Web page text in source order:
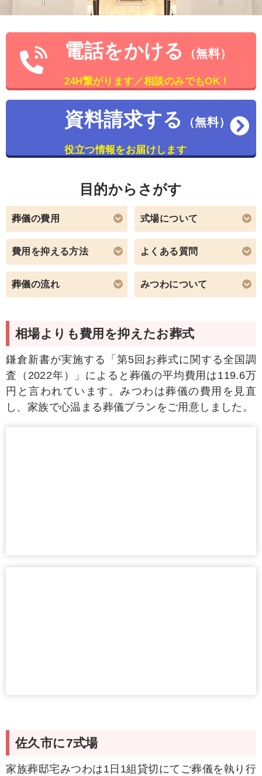
電話をかける （無料）
24H繋がります／相談のみでもOK！
資料請求する （無料）
役立つ情報をお届けします
目的からさがす
葬儀の費用 式場について
費用を抑える方法 よくある質問
葬儀の流れ みつわについて
相場よりも費用を抑えたお葬式
鎌倉新書が実施する「第5回お葬式に関する全国調
査（2022年）」によると葬儀の平均費用は119.6万
円 と言われています。みつわは葬儀の費用を見直
し、家族で心温まる葬儀プランをご用意しました。
佐久市に7式場
家族葬邸宅みつわは1日1組貸切にてご葬儀を執り行